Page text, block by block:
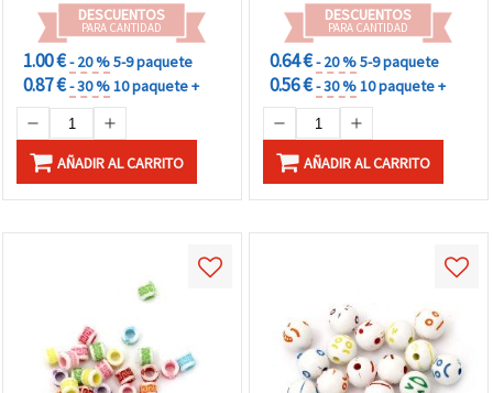
DESCUENTOS
PARA CANTIDAD
1.00 €- 20 %5-9 paquete
0.87 €- 30 %10 paquete +
AÑADIR AL CARRITO
DESCUENTOS
PARA CANTIDAD
0.64 €- 20 %5-9 paquete
0.56 €- 30 %10 paquete +
AÑADIR AL CARRITO